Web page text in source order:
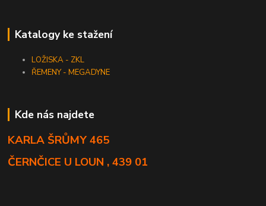
Katalogy ke stažení
LOŽISKA - ZKL
ŘEMENY - MEGADYNE
Kde nás najdete
KARLA ŠRŮMY 465
ČERNČICE U LOUN , 439 01